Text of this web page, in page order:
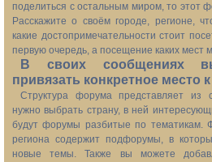
поделиться с остальным миром, то этот
Расскажите о своём городе, регионе,
какие достопримечательности стоит
первую очередь, а посещение каких мест
В своих сообщениях
привязать конкретное место
Структура форума представляет из
нужно выбрать страну, в ней
будут форумы разбитые по тематикам.
региона содержит подфорумы, в
новые темы. Также вы можете